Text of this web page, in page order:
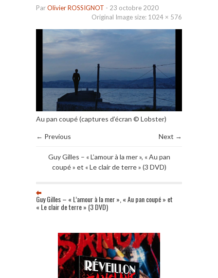
ParOlivier ROSSIGNOT - 23 octobre 2020
Original Image size: 1024 × 576
Au pan coupé (captures d’écran © Lobster)
← Previous Next →
Guy Gilles – « L’amour à la mer », « Au pan
coupé » et « Le clair de terre » (3 DVD)
Guy Gilles – « L’amour à la mer », « Au pan coupé » et
« Le clair de terre » (3 DVD)